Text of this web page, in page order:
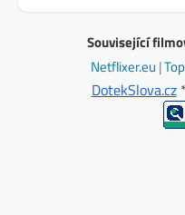
Související
Netflixer.eu |
DotekSlova.cz*